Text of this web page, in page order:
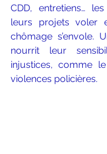
CDD, entretiens…
leurs projets voler
chômage s’envole.
nourrit leur
injustices, comme
violences policières.